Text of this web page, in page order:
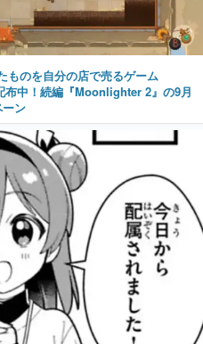
ものを自分の店で売るゲーム
布中！続編『Moonlighter 2』の9月
ン